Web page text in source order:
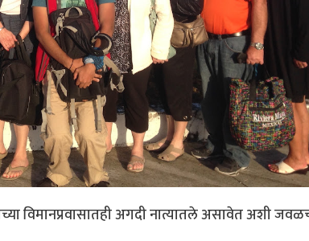
विमानप्रवासातही अगदी नात्यातले असावेत अशी